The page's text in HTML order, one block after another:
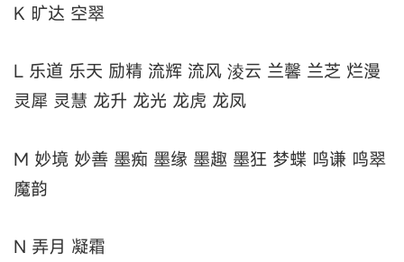
K 旷达 空翠
L 乐道 乐天 励精 流辉 流风 淩云 兰馨 兰芝 烂漫
灵犀 灵慧 龙升 龙光 龙虎 龙凤
M 妙境 妙善 墨痴 墨缘 墨趣 墨狂 梦蝶 鸣谦 鸣翠
魔韵
N 弄月 凝霜